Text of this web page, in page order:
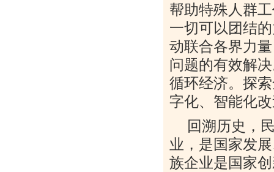
帮助特殊人群
一切可以团结
动联合各界力
问题的有效解
循环经济。探
字化、智能化
回溯历史，
业，是国家发
族企业是国家